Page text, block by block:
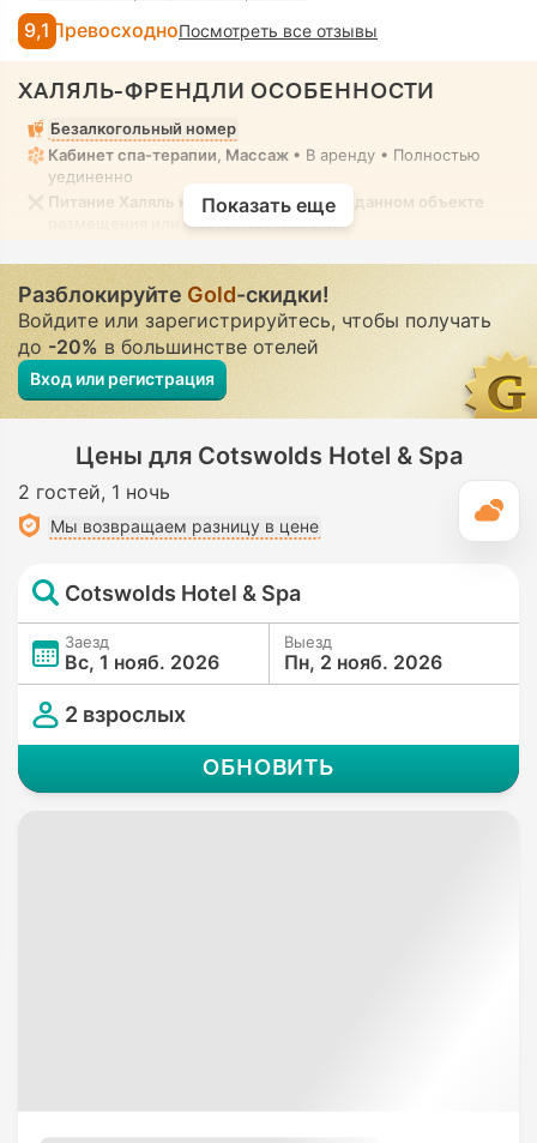
9,1 ПревосходноПосмотреть все отзывы
ХАЛЯЛЬ-ФРЕНДЛИ ОСОБЕННОСТИ
Безалкогольный номер
Кабинет спа-терапии, Массаж • В аренду • Полностью
уединенно
Питание Халяль не предоставляется в данном объекте
размещения или местах поблизости
Показать еще
Разблокируйте Gold-скидки!
Войдите или зарегистрируйтесь, чтобы получать
до -20% в большинстве отелей
Вход или регистрация
Цены для Cotswolds Hotel & Spa
2 гостей 1 ночь
Мы возвращаем разницу в цене
Cotswolds Hotel & Spa
Заезд
Вс, 1 нояб. 2026
Выезд
Пн, 2 нояб. 2026
2 взрослых
ОБНОВИТЬ